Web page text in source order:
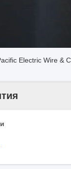
Electric Wire &